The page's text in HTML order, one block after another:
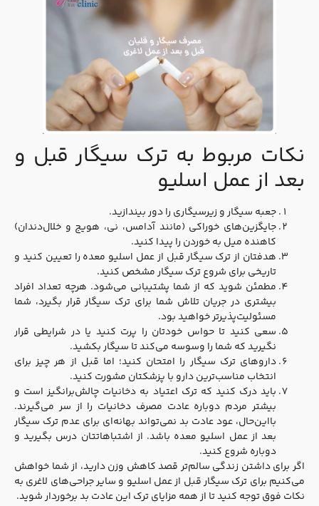
نکات مربوط به ترک سیگار قبل و
بعد از عمل اسلیو
جعبه سیگار و زیرسیگاری را دور بیندازید.
جایگزین‌های خوراکی (مانند آدامس، نی، هویج و خلال‌دندان)
کاهنده میل به خوردن را پیدا کنید.
هدفتان از ترک سیگار قبل از عمل اسلیو معده را تعیین کنید و
تاریخی برای شروع ترک سیگار مشخص کنید.
مطمئن شوید که از شما پشتیبانی می‌شود. هرچه تعداد افراد
بیشتری در جریان تلاش شما برای ترک سیگار قرار بگیرد، شما
مسئولیت‌پذیرتر خواهید بود.
سعی کنید تا حواس خودتان را پرت کنید یا در شرایطی قرار
نگیرید که شما را وسوسه می‌کند تا سیگار بکشید.
داروهای ترک سیگار را امتحان کنید؛ اما قبل از هر چیز برای
انتخاب مناسب‌ترین دارو با پزشکتان مشورت کنید.
باید درک کنید که ترک اعتیاد به دخانیات چالش‌برانگیز است و
بیشتر مردم دوباره عادت مصرف دخانیات را از سر می‌گیرند.
بااین‌حال، عود عادت بد نمی‌تواند بهانه‌ای برای عدم ترک سیگار
بعد از عمل اسلیو معده باشد. از اشتباهاتتان درس بگیرید و
دوباره شروع کنید.
اگر برای داشتن زندگی سالم‌تر قصد کاهش وزن دارید، از شما خواهش
می‌کنیم برای ترک سیگار قبل از عمل اسلیو و سایر جراحی‌های لاغری به
نکات فوق توجه کنید تا از همه مزایای ترک این عادت بد برخوردار شوید.